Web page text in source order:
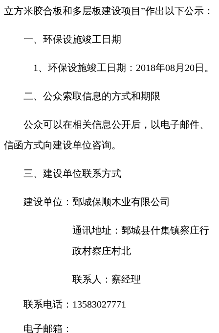
立方米胶合板和多层板建设项目 ”作出以下公示：
一、环保设施竣工日期
1、环保设施竣工日期：2018年08月 20日。
二、公众索取信息的方式和期限
公众可以在相关信息公开后，以电子邮件、
信函方式向建设单位咨询。
三、建设单位联系方式
建设单位： 鄄城保顺木业有限公司
通讯地址： 鄄城县什集镇察庄行
政村察庄村北
联系人： 察经理
联系电话： 13583027771
电子邮箱：